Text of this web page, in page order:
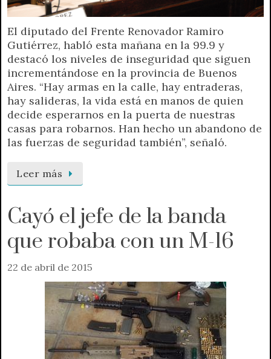
El diputado del Frente Renovador Ramiro
Gutiérrez, habló esta mañana en la 99.9 y
destacó los niveles de inseguridad que siguen
incrementándose en la provincia de Buenos
Aires. “Hay armas en la calle, hay entraderas,
hay salideras, la vida está en manos de quien
decide esperarnos en la puerta de nuestras
casas para robarnos. Han hecho un abandono de
las fuerzas de seguridad también”, señaló.
Leer más
Cayó el jefe de la banda
que robaba con un M-16
22 de abril de 2015